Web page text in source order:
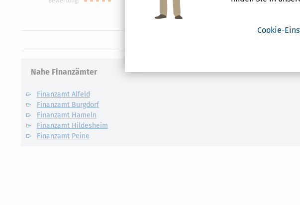
Cookie-
ab 369,95 €
Nahe Finanzämter
Finanzamt Alfeld
Finanzamt Burgdorf
Finanzamt Hameln
Finanzamt Hildesheim
Finanzamt Peine